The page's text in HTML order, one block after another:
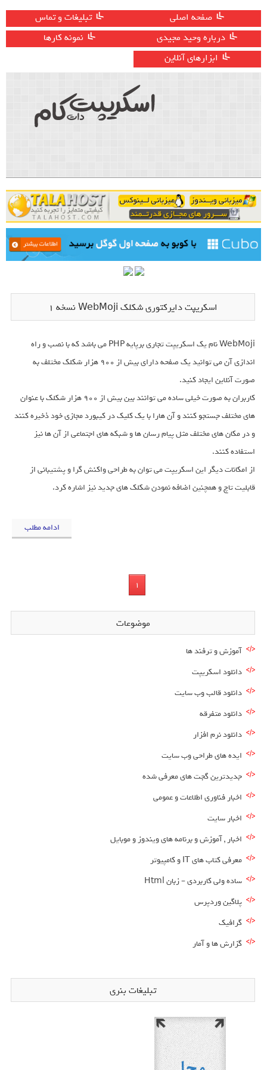
صفحه اصلی
تبلیغات و تماس
درباره وحید مجیدی
نمونه کارها
ابزارهای آنلاین
اسکریپت دایرکتوری شکلک WebMoji نسخه ۱
WebMoji نام یک اسکریپت تجاری برپایه PHP می باشد که با نصب و راه
اندازی آن می توانید یک صفحه دارای بیش از 900 هزار شکلک مختلف به
صورت آنلاین ایجاد کنید.
کاربران به صورت خیلی ساده می توانند بین بیش از 900 هزار شکلک با عنوان
های مختلف جستجو کنند و آن هارا با یک کلیک در کیبورد مجازی خود ذخیره کنند
و در مکان های مختلف مثل پیام رسان ها و شبکه های اجتماعی از آن ها نیز
استفاده کنند.
از امکانات دیگر این اسکریپت می توان به طراحی واکنش گرا و پشتیبانی از
قابلیت تاچ و همچنین اضافه نمودن شکلک های جدید نیز اشاره کرد.
ادامه مطلب
1
موضوعات
آموزش و ترفند ها
دانلود اسکریپت
دانلود قالب وب سایت
دانلود متفرقه
دانلود نرم افزار
ایده های طراحی وب سایت
جدیدترین گجت های معرفی شده
اخبار فناوری اطلاعات و عمومی
اخبار سایت
اخبار , آموزش و برنامه های ویندوز و موبایل
معرفی کتاب های IT و کامپیوتر
ساده ولی کاربردی – زبان Html
پلاگین وردپرس
گرافیک
گزارش ها و آمار
تبلیغات بنری